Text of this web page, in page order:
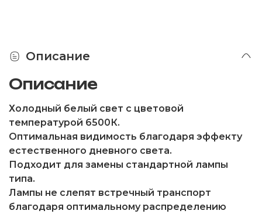
Описание
Описание
Холодный белый свет с цветовой
температурой 6500К.
Оптимальная видимость благодаря эффекту
естественного дневного света.
Подходит для замены стандартной лампы
типа.
Лампы не слепят встречный транспорт
благодаря оптимальному распределению